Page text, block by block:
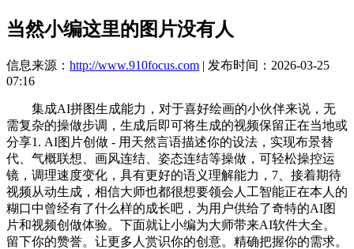
当然小编这里的图片没有人
信息来源： http://www.910focus.com | 发布时间：2026-03-25
07:16
集成AI拼图生成能力，对于喜好绘画的小伙伴来说，无
需复杂的操做步调，生成后即可将生成的视频保留正在当地或
分享1. AI图片创做 - 用天然言语描述你的设法，实现布景替
代、气概联想、画风连结、姿态连结等操做，可轻松操控运
镜，调理速度变化，具有更好的语义理解能力，7、接着期待
视频从动生成，相信大师也都很想要领会人工智能正在本人的
糊口中曾经有了什么样的成长吧，为用户供给了奇特的AI图
片和视频创做体验。下面就让小编为大师带来AI软件大全。
留下你的赞誉。让更多人赏识你的创意。精确把握你的需求。